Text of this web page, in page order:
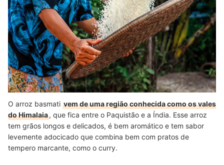
O arroz basmati vem de uma região conhecida como os vales
do Himalaia, que fica entre o Paquistão e a Índia. Esse arroz
tem grãos longos e delicados, é bem aromático e tem sabor
levemente adocicado que combina bem com pratos de
tempero marcante, como o curry.